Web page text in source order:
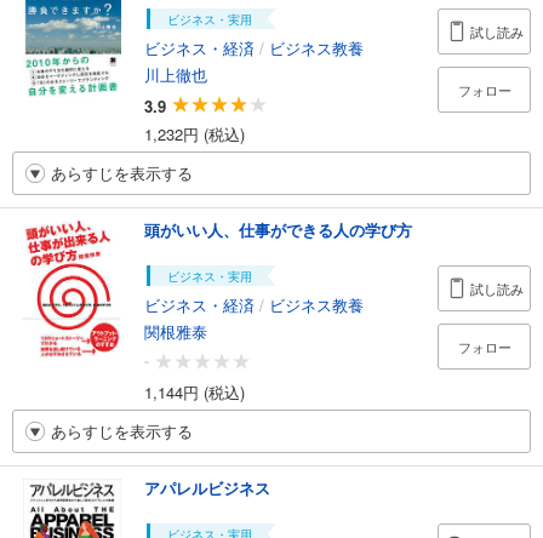
ビジネス・実用
ビジネス・経済 / ビジネス教養
川上徹也
3.9
1,232円 (税込)
試し読み
フォロー
あらすじを表示する
頭がいい人、仕事ができる人の学び方
ビジネス・実用
ビジネス・経済 / ビジネス教養
関根雅泰
-
1,144円 (税込)
試し読み
フォロー
あらすじを表示する
アパレルビジネス
ビジネス・実用